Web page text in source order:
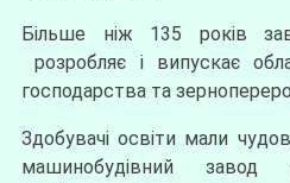
Більше ніж 135 років
розробляє і випускає
господарства та
Здобувачі освіти мали
машинобудівний